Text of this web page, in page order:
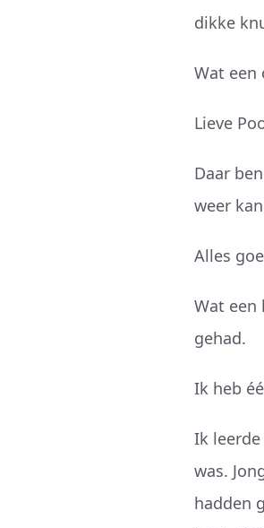
dikke
Wat een
Lieve
Daar
weer
Alles
Wat een
gehad.
Ik heb
Ik
was.
hadden